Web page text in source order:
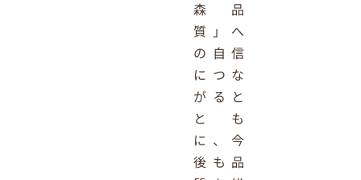
森品
質」へ
の自信
につな
がると
とも
に、今
後も品